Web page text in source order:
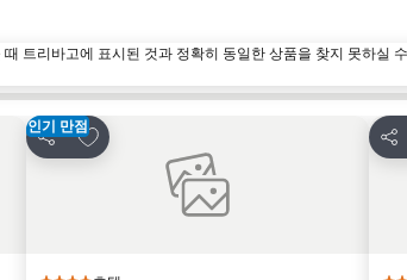
트리바고에 표시된 것과 정확히 동일한 상품을 찾지 못하실
인기 만점
공유
즐겨찾기에 추가
공유